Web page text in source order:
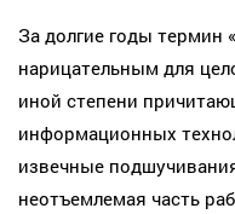
За долгие годы термин
нарицательным для
иной степени
информационных
извечные
неотъемлемая часть